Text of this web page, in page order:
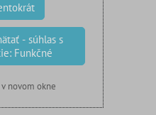
- súhlas s
Funkčné
novom okne